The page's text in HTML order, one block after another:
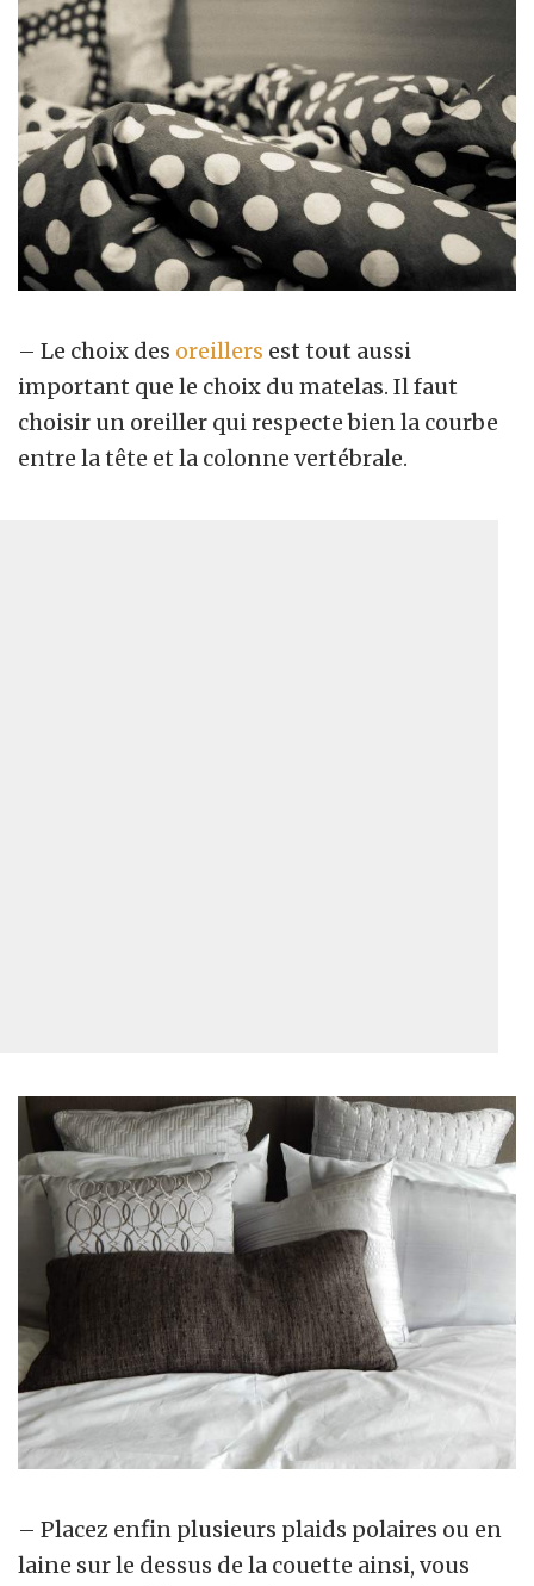
– Le choix des oreillers est tout aussi
important que le choix du matelas. Il faut
choisir un oreiller qui respecte bien la courbe
entre la tête et la colonne vertébrale.
– Placez enfin plusieurs plaids polaires ou en
laine sur le dessus de la couette ainsi, vous